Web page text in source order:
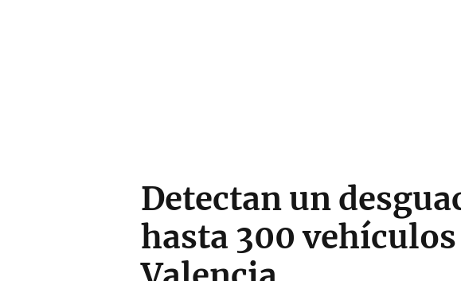
Detectan un
hasta 300